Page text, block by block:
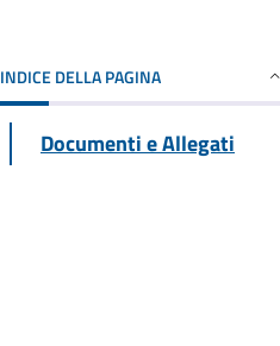
INDICE DELLA PAGINA
Documenti e Allegati